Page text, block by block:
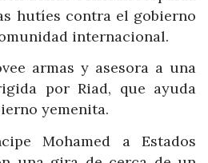
hutíes contra el gobierno
internacional.
armas y asesora a una
por Riad, que ayuda
yemenita.
Mohamed a Estados